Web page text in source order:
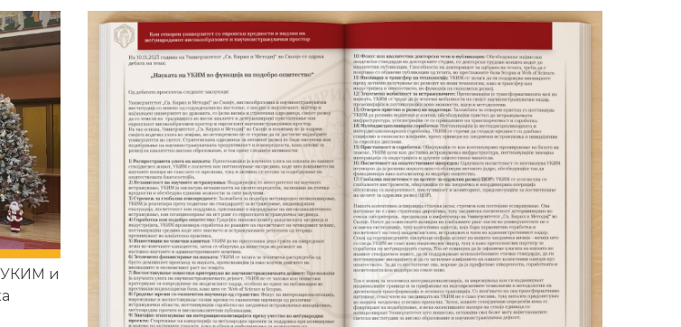
УКИМ и